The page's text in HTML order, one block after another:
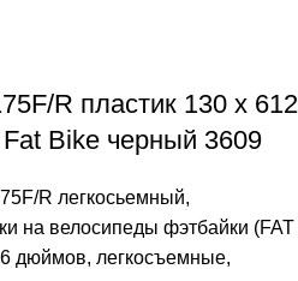
R пластик 130 х 612
Bike черный 3609
R легкосьемный,
на велосипеды фэтбайки (FAT
дюймов, легкосъемные,